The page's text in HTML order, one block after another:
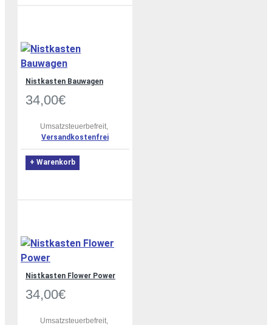
Nistkasten Bauwagen
34,00€
Umsatzsteuerbefreit,
Versandkostenfrei
+ Warenkorb
Nistkasten Flower Power
34,00€
Umsatzsteuerbefreit,